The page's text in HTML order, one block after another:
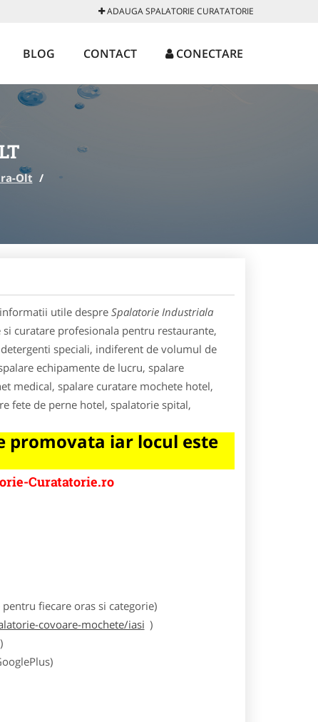
ADAUGA SPALATORIE CURATATORIE
BLOG CONTACT CONECTARE
Olt /
utile despre Spalatorie Industriala
curatare profesionala pentru restaurante,
speciali, indiferent de volumul de
echipamente de lucru, spalare
medical, spalare curatare mochete hotel,
fete de perne hotel, spalatorie spital,
promovata iar locul este
Curatatorie.ro
fiecare oras si categorie)
covoare-mochete/iasi )